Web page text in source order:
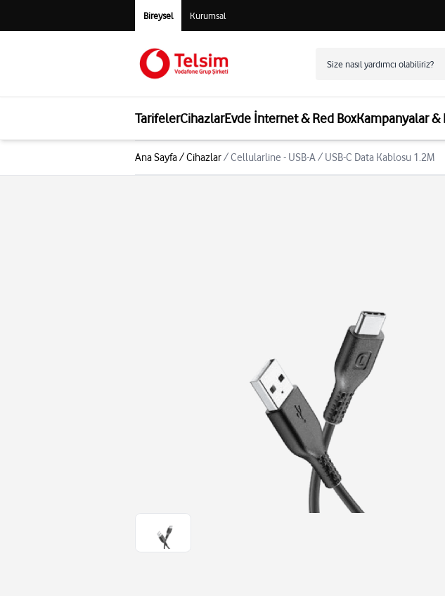
Bireysel Kurumsal
TarifelerCihazlarEvde İnternet & Red BoxKampanyalar &
Ana Sayfa/Cihazlar/Cellularline - USB-A / USB-C Data Kablosu 1.2M